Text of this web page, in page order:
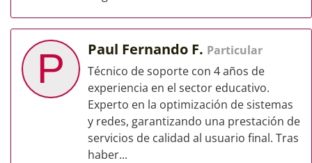
P Paul Fernando F. Particular
Técnico de soporte con 4 años de
experiencia en el sector educativo.
Experto en la optimización de sistemas
y redes, garantizando una prestación de
servicios de calidad al usuario final. Tras
haber...